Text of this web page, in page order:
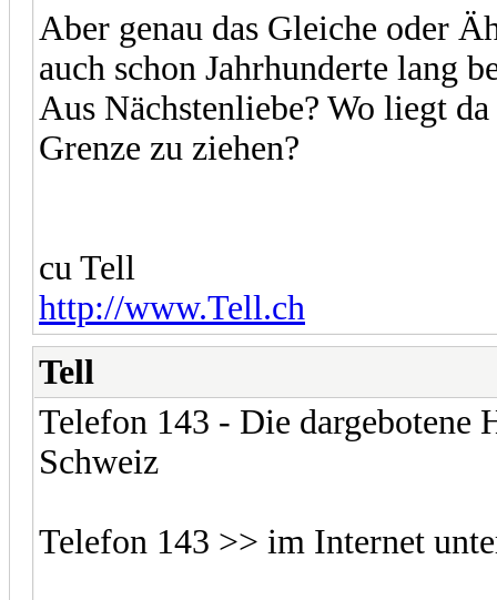
Aber genau das Gleiche oder
auch schon Jahrhunderte lang
Aus Nächstenliebe? Wo liegt
Grenze zu ziehen?
cu Tell
http://www.Tell.ch
Tell
Telefon 143 - Die dargebotene
Schweiz
Telefon 143 >> im Internet